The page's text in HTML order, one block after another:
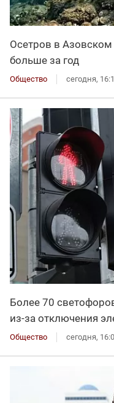
Осетров в
больше за год
Общество сегодня,
Более 70
из-за отключения
Общество сегодня,